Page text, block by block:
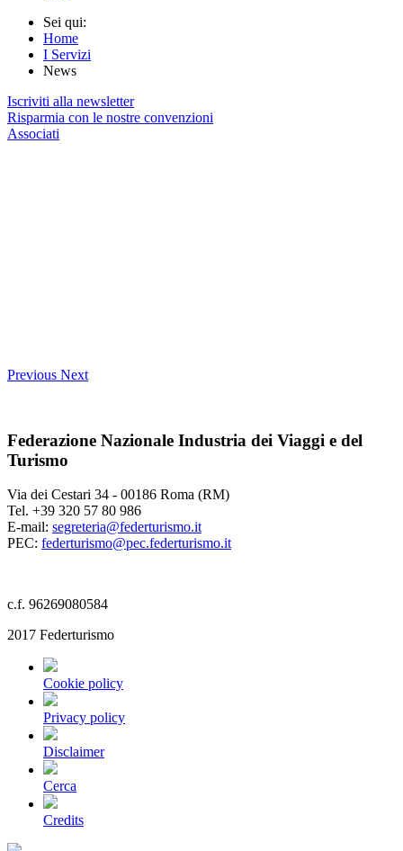
Sei qui:
Home
I Servizi
News
Iscriviti alla newsletter
Risparmia con le nostre convenzioni
Associati
Previous Next
Federazione Nazionale Industria dei Viaggi e del
Turismo
Via dei Cestari 34 - 00186 Roma (RM)
Tel. +39 320 57 80 986
E-mail: segreteria@federturismo.it
PEC: federturismo@pec.federturismo.it
c.f. 96269080584
2017 Federturismo
Cookie policy
Privacy policy
Disclaimer
Cerca
Credits